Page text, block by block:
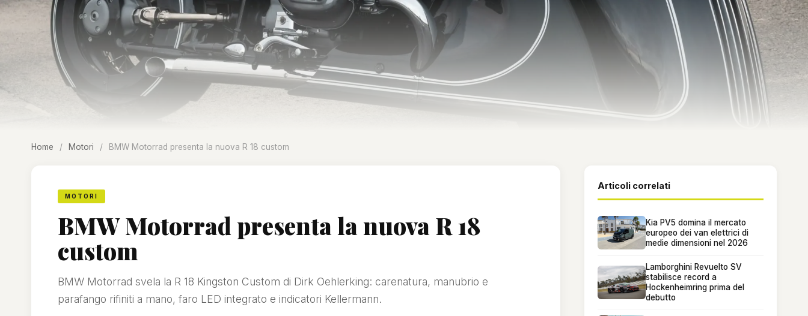
Home / Motori / BMW Motorrad presenta la nuova R 18 custom
MOTORI
BMW Motorrad presenta la nuova R 18
custom
BMW Motorrad svela la R 18 Kingston Custom di Dirk Oehlerking: carenatura, manubrio e
parafango rifiniti a mano, faro LED integrato e indicatori Kellermann.
Articoli correlati
Kia PV5 domina il mercato
europeo dei van elettrici di
medie dimensioni nel 2026
Lamborghini Revuelto SV
stabilisce record a
Hockenheimring prima del
debutto